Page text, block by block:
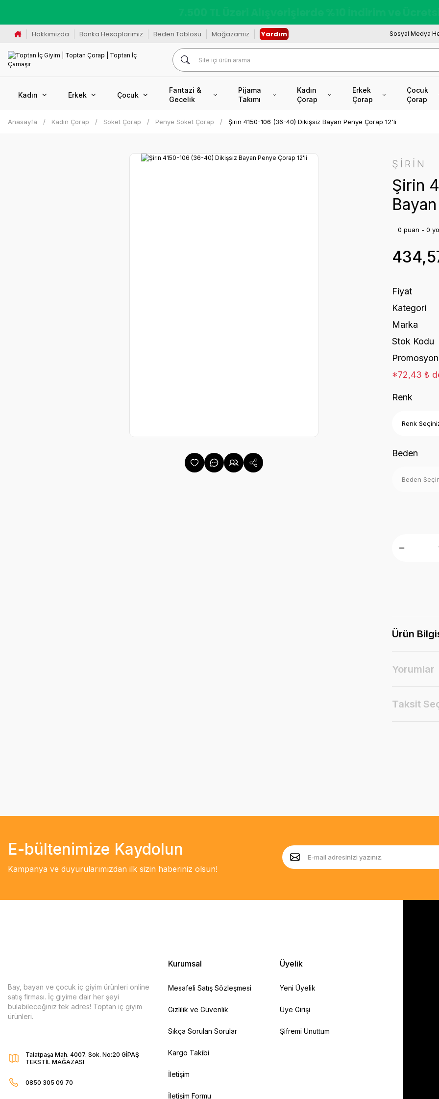
Hakkımızda Banka Hesaplarımız Beden Tablosu Mağazamız Yardım Sosyal Medya
Kadın Erkek Çocuk
Fantazi &
Gecelik
Pijama
Takımı
Kadın
Çorap
Erkek
Çorap
Çocuk
Çorap
Anasayfa Kadın Çorap Soket Çorap Penye Soket Çorap Şirin 4150-106 (36-40) Dikişsiz Bayan Penye Çorap 12'li
ŞİRİN
Şirin
0 puan - 0
Fiyat
Kategori
Marka
Stok Kodu
Promosyon
*72,43 ₺
Renk
Beden
Ürün
Yorumlar
Taksit
E-bültenimize Kaydolun
Kampanya ve duyurularımızdan ilk sizin haberiniz olsun!
Bay, bayan ve çocuk iç giyim ürünleri online
satış firması. İç giyime dair her şeyi
bulabileceğiniz tek adres! Toptan iç giyim
ürünleri.
Talatpaşa Mah. 4007. Sok. No:20 GİPAŞ
TEKSTİL MAĞAZASI
0850 305 09 70
Kurumsal
Mesafeli Satış Sözleşmesi
Gizlilik ve Güvenlik
Sıkça Sorulan Sorular
Kargo Takibi
İletişim
İletişim Formu
Üyelik
Yeni Üyelik
Üye Girişi
Şifremi Unuttum